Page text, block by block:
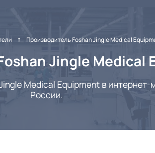
Производитель Foshan Jingle Medical
Jingle Medical
Medical Equipment в
России.